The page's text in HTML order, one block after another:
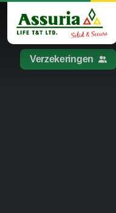
Verzekeringen